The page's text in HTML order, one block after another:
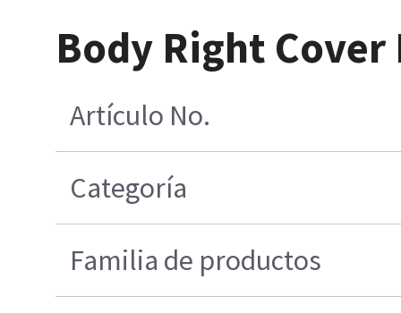
Body Right Cover
Artículo No.
Categoría
Familia de productos